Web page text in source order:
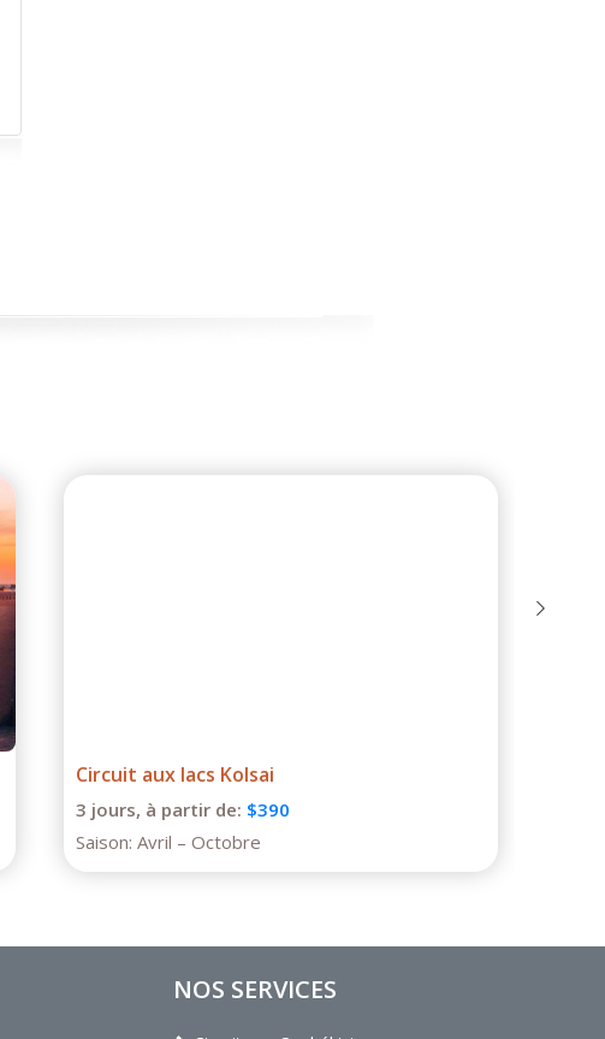
Circuit aux lacs Kolsai
3 jours, à partir de: $390
Saison: Avril – Octobre
NOS SERVICES